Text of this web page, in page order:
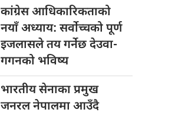
कांग्रेस आधिकारिकताको
नयाँ अध्याय: सर्वोच्चको पूर्ण
इजलासले तय गर्नेछ देउवा-
गगनको भविष्य
भारतीय सेनाकाप्रमुख
जनरल नेपालमा आउँदै